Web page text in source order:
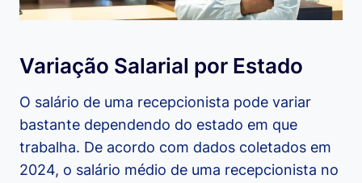
Variação Salarial por Estado
O salário de uma recepcionista pode variar
bastante dependendo do estado em que
trabalha. De acordo com dados coletados em
2024, o salário médio de uma recepcionista no